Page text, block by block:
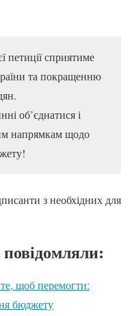
петиції сприятиме
та покращенню
об’єднатися і
напрямкам щодо
з необхідних для
щоб перемогти:
бюджету